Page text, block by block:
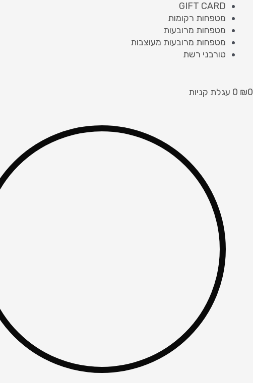
GIFT CARD
מטפחות רקומות
מטפחות מרובעות
מטפחות מרובעות מעוצבות
טורבני רשת
₪0
0 עגלת קניות